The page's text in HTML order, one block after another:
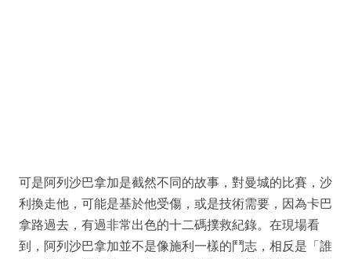
可是阿列沙巴拿加是截然不同的故事，對曼城的比賽，沙
利換走他，可能是基於他受傷，或是技術需要，因為卡巴
拿路過去，有過非常出色的十二碼撲救紀錄。在現場看
到，阿列沙巴拿加並不是像施利一樣的鬥志，相反是「誰